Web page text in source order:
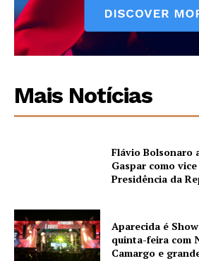
Mais Notícias
Flávio Bolsonaro
Gaspar como
Presidência da
Aparecida é
quinta-feira com
Camargo e